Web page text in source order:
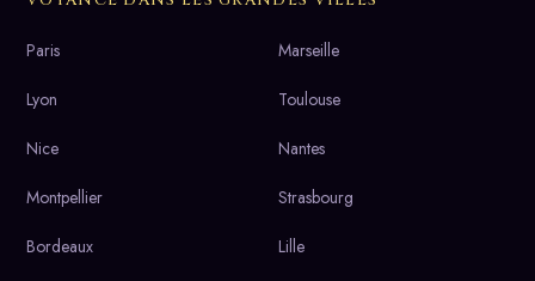
Paris Marseille
Lyon Toulouse
Nice Nantes
Montpellier Strasbourg
Bordeaux Lille